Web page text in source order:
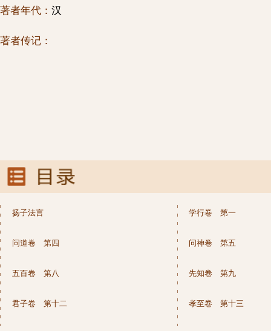
著者年代： 汉
著者传记：
扬子法言 学行卷 第一
问道卷 第四 问神卷 第五
五百卷 第八 先知卷 第九
君子卷 第十二 孝至卷 第十三